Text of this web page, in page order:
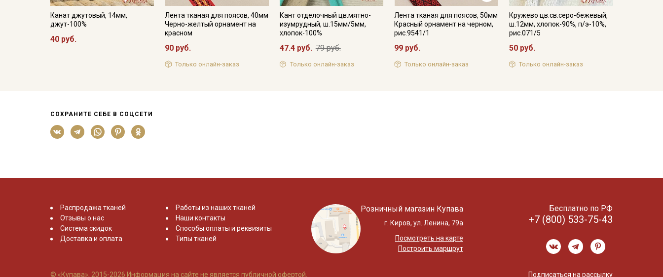
Канат джутовый, 14мм,
джут-100%
40 руб.
Лента тканая для поясов, 40мм
Черно-желтый орнамент на
красном
90 руб.
Только онлайн-заказ
Кант отделочный цв.мятно-
изумрудный, ш.15мм/5мм,
хлопок-100%
47.4 руб. 79 руб.
Только онлайн-заказ
Лента тканая для поясов, 50мм
Красный орнамент на черном,
рис.9541/1
99 руб.
Только онлайн-заказ
Кружево цв.св.серо-бежевый,
ш.12мм, хлопок-90%, п/э-10%,
рис.071/5
50 руб.
Только онлайн-заказ
СОХРАНИТЕ СЕБЕ В СОЦСЕТИ
Распродажа тканей
Отзывы о нас
Система скидок
Доставка и оплата
Работы из наших тканей
Наши контакты
Способы оплаты и реквизиты
Типы тканей
Розничный магазин Купава
г. Киров, ул. Ленина, 79а
Посмотреть на карте
Построить маршрут
Бесплатно по РФ
+7 (800) 533-75-43
© «Купава», 2015-2026 Информация на сайте не является публичной офертой. Подписаться на рассылку